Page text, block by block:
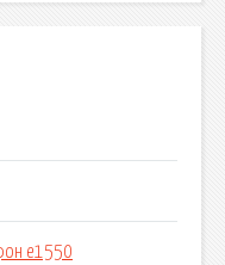
е1550